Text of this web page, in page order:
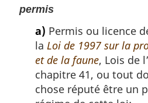
permis
a) Permis ou licence
la Loi de 1997 sur la
et de la faune, Lois de
chapitre 41, ou tout
chose réputé être un